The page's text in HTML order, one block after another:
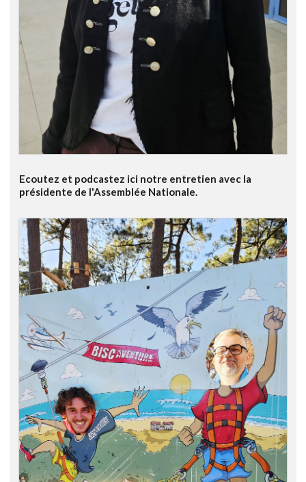
Ecoutez et podcastez ici notre entretien avec la
présidente de l'Assemblée Nationale.